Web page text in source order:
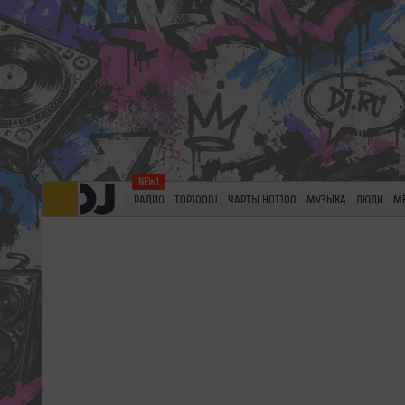
РАДИО TOP100DJ ЧАРТЫ HOT100 МУЗЫКА ЛЮДИ